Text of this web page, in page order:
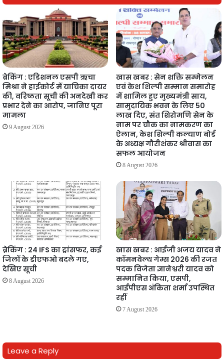
ब्रेकिंग : एडिशनल एसपी ऋचा
मिश्रा ने हाईकोर्ट में याचिका दायर
की, वरिष्ठता सूची की अनदेखी कर
प्रभार देने का आरोप, जानिए पूरा
मामला
9 August 2026
खास खबर : सेन शक्ति सम्मेलन
एवं केश शिल्पी सम्मान समारोह
में शामिल हुए मुख्यमंत्री साय,
सामुदायिक भवन के लिए 50
लाख दिए, संत शिरोमणि सेन के
नाम पर चौक का नामकरण का
ऐलान, केश शिल्पी कल्याण बोर्ड
के अध्यक्ष गौरीशंकर श्रीवास का
सफल आयोजन
8 August 2026
ब्रेकिंग : 24 IFS का ट्रांसफर, कई
जिलों के डीएफओ बदले गए,
देखिए सूची
8 August 2026
खास खबर : आईजी अजय यादव ने
कॉमनवेल्थ गेम्स 2026 की रजत
पदक विजेता ज्ञानेश्वरी यादव को
सम्मानित किया, एसपी,
आईपीएस अंकिता शर्मा उपस्थित
रहीं
7 August 2026
Leave a Reply